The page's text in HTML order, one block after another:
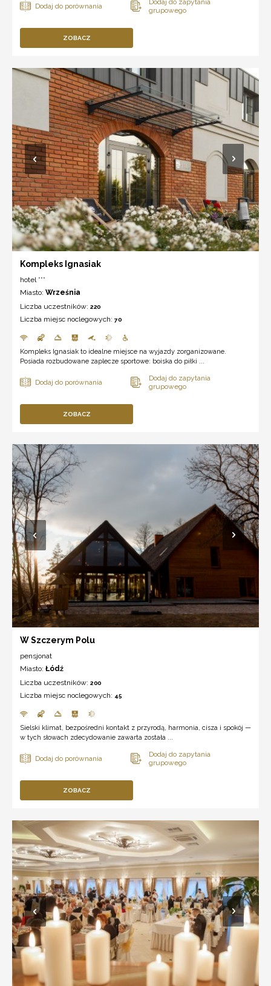
ZOBACZ
Kompleks Ignasiak
hotel ***
Miasto: Września
Liczba uczestników: 220
Liczba miejsc noclegowych: 70
Kompleks Ignasiak to idealne miejsce na wyjazdy zorganizowane.
Posiada rozbudowane zaplecze sportowe: boiska do piłki ...
ZOBACZ
W Szczerym Polu
pensjonat
Miasto: Łódź
Liczba uczestników: 200
Liczba miejsc noclegowych: 45
Sielski klimat, bezpośredni kontakt z przyrodą, harmonia, cisza i spokój —
w tych słowach zdecydowanie zawarta została ...
ZOBACZ